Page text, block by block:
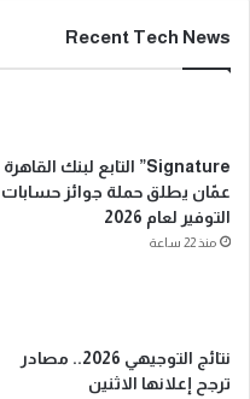
Recent Tech News
Signature” التابع لبنك القاهرة
عمّان يطلق حملة جوائز حسابات
التوفير لعام 2026
منذ 22 ساعة
نتائج التوجيهي 2026.. مصادر
ترجح إعلانها الاثنين